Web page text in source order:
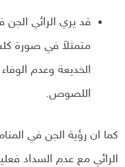
قد يري الرائي
متمثلاَ في صورة
الخديعة وعدم
اللصوص.
كما ان رؤية الجن في
الرائي مع عدم السداد